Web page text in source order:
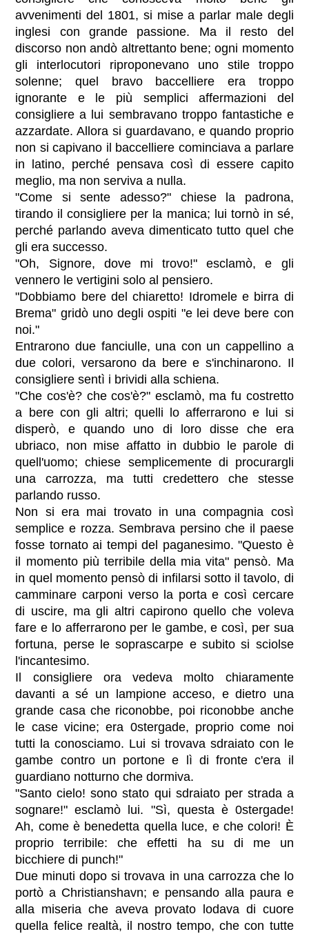
avvenimenti del 1801, si mise a parlar male degli
inglesi con grande passione. Ma il resto del
discorso non andò altrettanto bene; ogni momento
gli interlocutori riproponevano uno stile troppo
solenne; quel bravo baccelliere era troppo
ignorante e le più semplici affermazioni del
consigliere a lui sembravano troppo fantastiche e
azzardate. Allora si guardavano, e quando proprio
non si capivano il baccelliere cominciava a parlare
in latino, perché pensava così di essere capito
meglio, ma non serviva a nulla.
"Come si sente adesso?" chiese la padrona,
tirando il consigliere per la manica; lui tornò in sé,
perché parlando aveva dimenticato tutto quel che
gli era successo.
"Oh, Signore, dove mi trovo!" esclamò, e gli
vennero le vertigini solo al pensiero.
"Dobbiamo bere del chiaretto! Idromele e birra di
Brema" gridò uno degli ospiti "e lei deve bere con
noi."
Entrarono due fanciulle, una con un cappellino a
due colori, versarono da bere e s'inchinarono. Il
consigliere sentì i brividi alla schiena.
"Che cos'è? che cos'è?" esclamò, ma fu costretto
a bere con gli altri; quelli lo afferrarono e lui si
disperò, e quando uno di loro disse che era
ubriaco, non mise affatto in dubbio le parole di
quell'uomo; chiese semplicemente di procurargli
una carrozza, ma tutti credettero che stesse
parlando russo.
Non si era mai trovato in una compagnia così
semplice e rozza. Sembrava persino che il paese
fosse tornato ai tempi del paganesimo. "Questo è
il momento più terribile della mia vita" pensò. Ma
in quel momento pensò di infilarsi sotto il tavolo, di
camminare carponi verso la porta e così cercare
di uscire, ma gli altri capirono quello che voleva
fare e lo afferrarono per le gambe, e così, per sua
fortuna, perse le soprascarpe e subito si sciolse
l'incantesimo.
Il consigliere ora vedeva molto chiaramente
davanti a sé un lampione acceso, e dietro una
grande casa che riconobbe, poi riconobbe anche
le case vicine; era 0stergade, proprio come noi
tutti la conosciamo. Lui si trovava sdraiato con le
gambe contro un portone e lì di fronte c'era il
guardiano notturno che dormiva.
"Santo cielo! sono stato qui sdraiato per strada a
sognare!" esclamò lui. "Sì, questa è 0stergade!
Ah, come è benedetta quella luce, e che colori! È
proprio terribile: che effetti ha su di me un
bicchiere di punch!"
Due minuti dopo si trovava in una carrozza che lo
portò a Christianshavn; e pensando alla paura e
alla miseria che aveva provato lodava di cuore
quella felice realtà, il nostro tempo, che con tutte